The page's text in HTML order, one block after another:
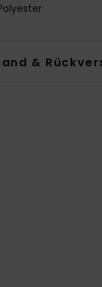
&